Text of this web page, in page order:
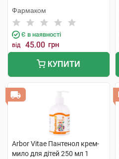
Фармаком
Є в наявності
від 45.00 грн
КУПИТИ
Arbor Vitae Пантенол крем-
мило для дітей 250 мл 1